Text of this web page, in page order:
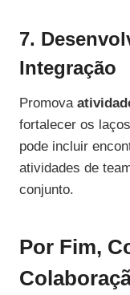
7.
Integração
Promova
fortalecer os
pode incluir
atividades de
conjunto.
Por Fim,